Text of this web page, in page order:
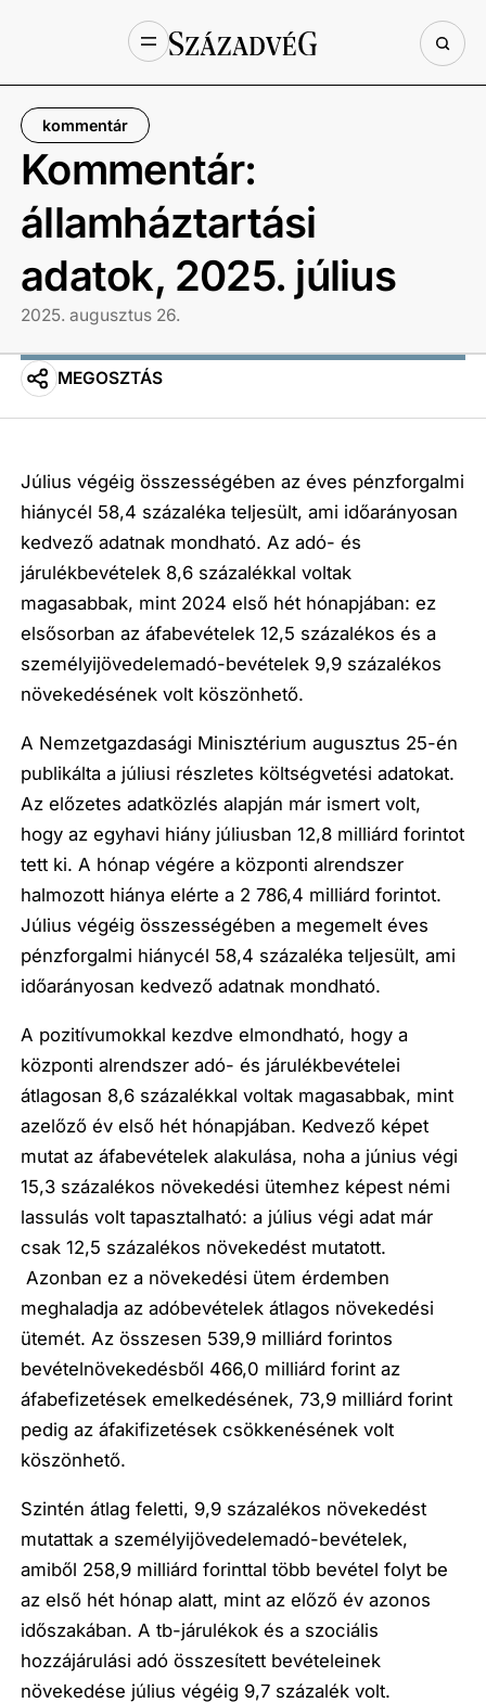
kommentár
Kommentár:
államháztartási
adatok, 2025. július
2025. augusztus 26.
MEGOSZTÁS
Július végéig összességében az éves pénzforgalmi
hiánycél 58,4 százaléka teljesült, ami időarányosan
kedvező adatnak mondható. Az adó- és
járulékbevételek 8,6 százalékkal voltak
magasabbak, mint 2024 első hét hónapjában: ez
elsősorban az áfabevételek 12,5 százalékos és a
személyijövedelemadó-bevételek 9,9 százalékos
növekedésének volt köszönhető.
A Nemzetgazdasági Minisztérium augusztus 25-én
publikálta a júliusi részletes költségvetési adatokat.
Az előzetes adatközlés alapján már ismert volt,
hogy az egyhavi hiány júliusban 12,8 milliárd forintot
tett ki. A hónap végére a központi alrendszer
halmozott hiánya elérte a 2 786,4 milliárd forintot.
Július végéig összességében a megemelt éves
pénzforgalmi hiánycél 58,4 százaléka teljesült, ami
időarányosan kedvező adatnak mondható.
A pozitívumokkal kezdve elmondható, hogy a
központi alrendszer adó- és járulékbevételei
átlagosan 8,6 százalékkal voltak magasabbak, mint
azelőző év első hét hónapjában. Kedvező képet
mutat az áfabevételek alakulása, noha a június végi
15,3 százalékos növekedési ütemhez képest némi
lassulás volt tapasztalható: a július végi adat már
csak 12,5 százalékos növekedést mutatott.
Azonban ez a növekedési ütem érdemben
meghaladja az adóbevételek átlagos növekedési
ütemét. Az összesen 539,9 milliárd forintos
bevételnövekedésből 466,0 milliárd forint az
áfabefizetések emelkedésének, 73,9 milliárd forint
pedig az áfakifizetések csökkenésének volt
köszönhető.
Szintén átlag feletti, 9,9 százalékos növekedést
mutattak a személyijövedelemadó-bevételek,
amiből 258,9 milliárd forinttal több bevétel folyt be
az első hét hónap alatt, mint az előző év azonos
időszakában. A tb-járulékok és a szociális
hozzájárulási adó összesített bevételeinek
növekedése július végéig 9,7 százalék volt.